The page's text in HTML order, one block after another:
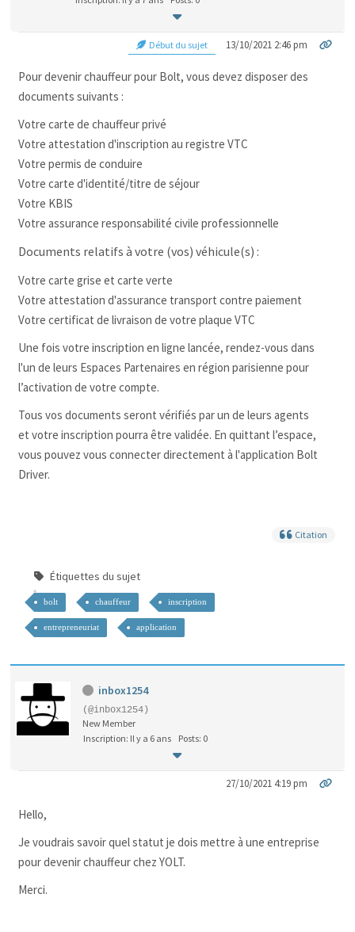
Début du sujet 13/10/2021 2:46 pm
Pour devenir chauffeur pour Bolt, vous devez disposer des
documents suivants :
Votre carte de chauffeur privé
Votre attestation d'inscription au registre VTC
Votre permis de conduire
Votre carte d'identité/titre de séjour
Votre KBIS
Votre assurance responsabilité civile professionnelle
Documents relatifs à votre (vos) véhicule(s) :
Votre carte grise et carte verte
Votre attestation d'assurance transport contre paiement
Votre certificat de livraison de votre plaque VTC
Une fois votre inscription en ligne lancée, rendez-vous dans
l'un de leurs Espaces Partenaires en région parisienne pour
l’activation de votre compte.
Tous vos documents seront vérifiés par un de leurs agents
et votre inscription pourra être validée. En quittant l’espace,
vous pouvez vous connecter directement à l'application Bolt
Driver.
Citation
Étiquettes du sujet
bolt chauffeur inscription
entrepreneuriat application
inbox1254
(@inbox1254)
New Member
Inscription: Il y a 6 ans
Posts: 0
27/10/2021 4:19 pm
Hello,
Je voudrais savoir quel statut je dois mettre à une entreprise
pour devenir chauffeur chez YOLT.
Merci.